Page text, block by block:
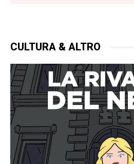
CULTURA & ALTRO